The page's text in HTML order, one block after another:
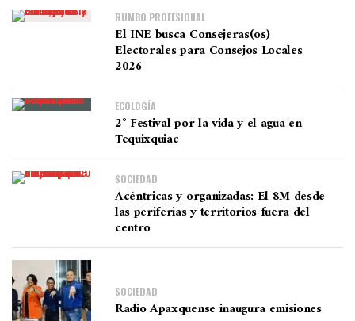
RUMBO PROFESIONAL
El INE busca Consejeras(os)
Electorales para Consejos Locales
2026
ECOLOGÍA
2° Festival por la vida y el agua en
Tequixquiac
SOCIEDAD
Acéntricas y organizadas: El 8M desde
las periferias y territorios fuera del
centro
SOCIEDAD
Radio Apaxquense inaugura emisiones